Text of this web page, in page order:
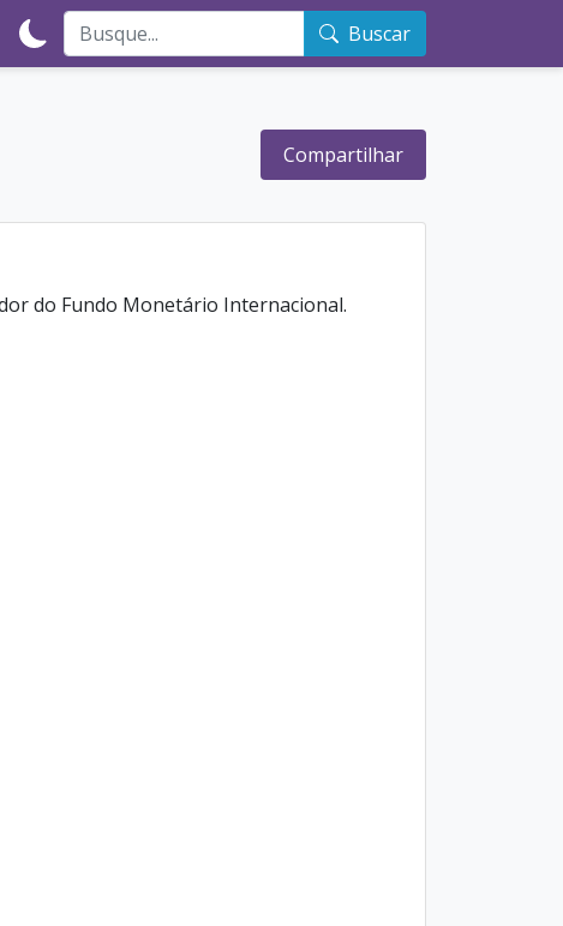
Buscar
Compartilhar
do Fundo Monetário Internacional.